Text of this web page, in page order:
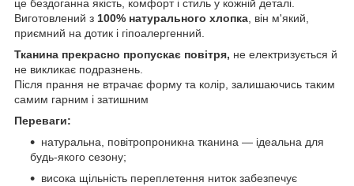
це бездоганна якість, комфорт і стиль у кожній деталі.
Виготовлений з 100% натурального хлопка, він м'який,
приємний на дотик і гіпоалергенний.
Тканина прекрасно пропускає повітря, не електризується й
не викликає подразнень.
Після прання не втрачає форму та колір, залишаючись таким
самим гарним і затишним
Переваги:
натуральна, повітропроникна тканина — ідеальна для
будь-якого сезону;
висока щільність переплетення ниток забезпечує